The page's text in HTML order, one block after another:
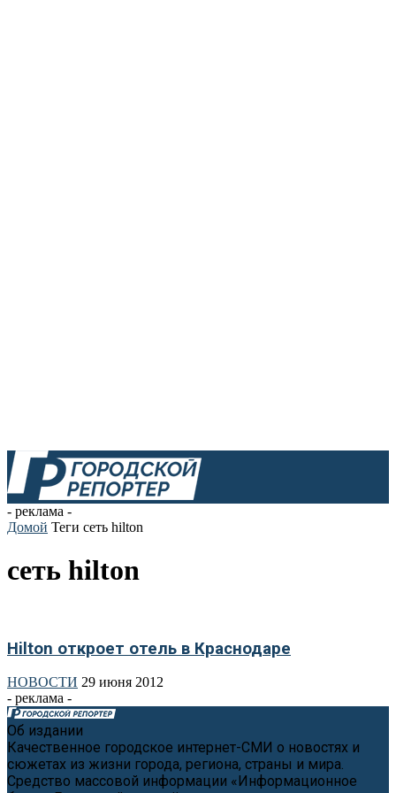
- реклама -
Домой Теги сеть hilton
сеть hilton
Hilton откроет отель в Краснодаре
НОВОСТИ 29 июня 2012
- реклама -
Об издании
Качественное городское интернет-СМИ о новостях и
сюжетах из жизни города, региона, страны и мира.
Средство массовой информации «Информационное